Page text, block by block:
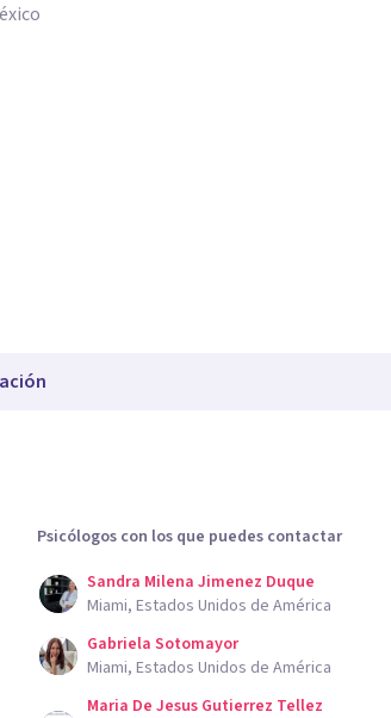
Psicólogos con los que puedes contactar
Sandra Milena Jimenez Duque
Miami, Estados Unidos de América
Gabriela Sotomayor
Miami, Estados Unidos de América
Maria De Jesus Gutierrez Tellez